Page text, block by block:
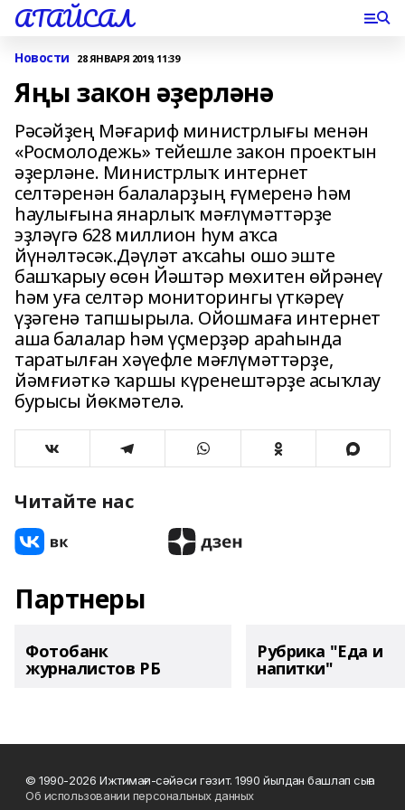
АТАЙСАЛ
Новости 28 ЯНВАРЯ 2019, 11:39
Яңы закон әҙерләнә
Рәсәйҙең Мәғариф министрлығы менән
«Росмолодежь» тейешле закон проектын
әҙерләне. Министрлыҡ интернет
селтәренән балаларҙың ғүмеренә һәм
һаулығына янарлыҡ мәғлүмәттәрҙе
эҙләүгә 628 миллион һум аҡса
йүнәлтәсәк.Дәүләт аҡсаһы ошо эште
башҡарыу өсөн Йәштәр мөхитен өйрәнеү
һәм уға селтәр мониторингы үткәреү
үҙәгенә тапшырыла. Ойошмаға интернет
аша балалар һәм үҫмерҙәр араһында
таратылған хәүефле мәғлүмәттәрҙе,
йәмғиәткә ҡаршы күренештәрҙе асыҡлау
бурысы йөкмәтелә.
Читайте нас
Партнеры
Фотобанк
журналистов РБ
Рубрика "Еда и
напитки"
© 1990-2026 Ижтимағи-сәйәси гәзит. 1990 йылдан башлап сыға
Об использовании персональных данных